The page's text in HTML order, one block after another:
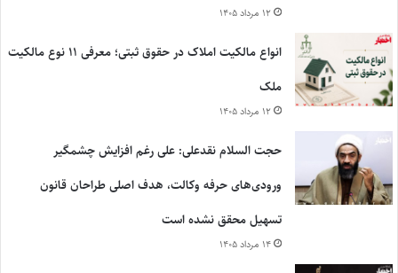
۱۲ مرداد ۱۴۰۵
انواع مالکیت املاک در حقوق ثبتی؛ معرفی ۱۱ نوع مالکیت
ملک
۱۲ مرداد ۱۴۰۵
حجت السلام نقدعلی: علی رغم افزایش چشمگیر
ورودی‌های حرفه وکالت، هدف اصلی طراحان قانون
تسهیل محقق نشده است
۱۴ مرداد ۱۴۰۵